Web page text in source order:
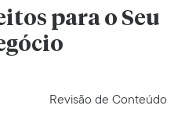
para o Seu
Revisão de Conteúdo